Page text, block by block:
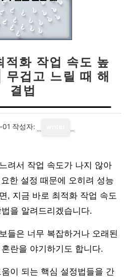
적화 작업 속도 높
무겁고 느릴 때 해
결법
01 작성자:
려서 작업 속도가 나지 않아
한 설정 때문에 오히려 성능
, 지금 바로 최적화 작업 속도
을 알려드리겠습니다.
들은 너무 복잡하거나 오래된
란을 야기하기도 합니다.
이 되는 핵심 설정법들을 간